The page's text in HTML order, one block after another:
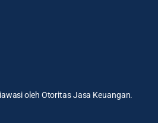
oleh Otoritas Jasa Keuangan.